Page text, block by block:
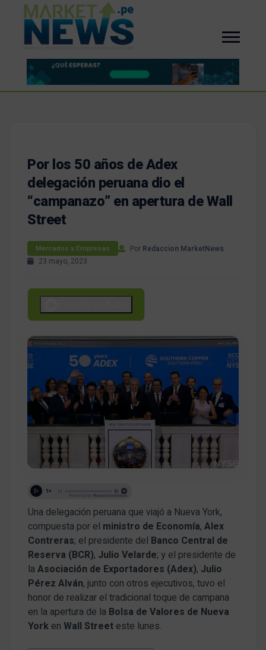
Por los 50 años de Adex
delegación peruana dio el
“campanazo” en apertura de Wall
Street
Mercados y Empresas Por Redaccion MarketNews
23 mayo, 2023
Una delegación peruana que viajó a Nueva York,
compuesta por el ministro de Economía,Alex
Contreras; el presidente del Banco Central de
Reserva (BCR), Julio Velarde; y el presidente de
laAsociación de Exportadores (Adex), Julio
Pérez Alván, junto con otros ejecutivos, tuvo el
honor de realizar el tradicional toque de campana
en la apertura de la Bolsa de Valores de Nueva
York enWall Street este lunes.